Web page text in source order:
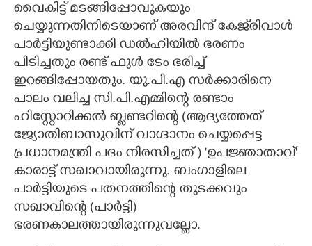
വൈകിട്ട് മടങ്ങിപ്പോവുകയും
ചെയ്യുന്നതിനിടെയാണ് അരവിന്ദ് കേജ്‌‌രിവാൾ
പാർട്ടിയുണ്ടാക്കി ഡൽഹിയിൽ ഭരണം
പിടിച്ചതും രണ്ട് ഫുൾ ടേം ഭരിച്ച്
ഇറങ്ങിപ്പോയതും. യു.പി.എ സർക്കാരിനെ
പാലം വലിച്ച സി.പി.എമ്മിന്റെ രണ്ടാം
ഹിസ്റ്റോറിക്കൽ ബ്ളണ്ടറിന്റെ (ആദ്യത്തേത്
ജ്യോതിബാസുവിന് വാഗ്ദാനം ചെയ്യപ്പെട്ട
പ്രധാനമന്ത്രി പദം നിരസിച്ചത് ) 'ഉപജ്ഞാതാവ്'
കാരാട്ട് സഖാവായിരുന്നു. ബംഗാളിലെ
പാർട്ടിയുടെ പതനത്തിന്റെ തുടക്കവും
സഖാവിന്റെ (പാർട്ടി)
ഭരണകാലത്തായിരുന്നുവല്ലോ.